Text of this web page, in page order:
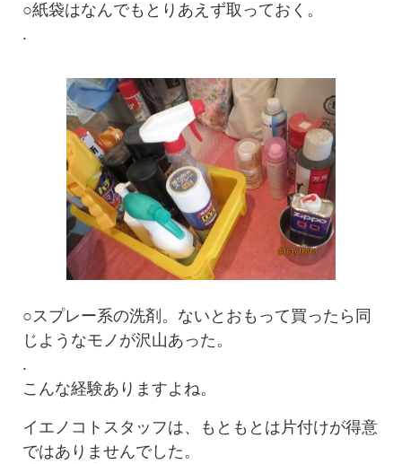
○紙袋はなんでもとりあえず取っておく。
.
○スプレー系の洗剤。ないとおもって買ったら同
じようなモノが沢山あった。
.
こんな経験ありますよね。
イエノコトスタッフは、もともとは片付けが得意
ではありませんでした。